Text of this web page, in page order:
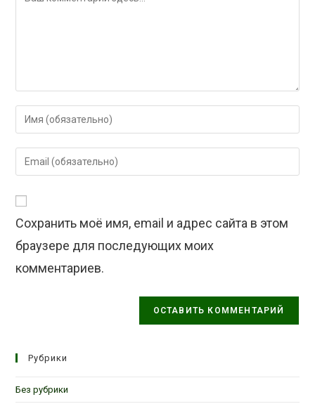
Введите
свое
имя
или
чтобы
Введите
свой
адрес,
чтобы
прокомментировать
Сохранить моё имя, email и адрес сайта в этом
браузере для последующих моих
комментариев.
Рубрики
Без рубрики